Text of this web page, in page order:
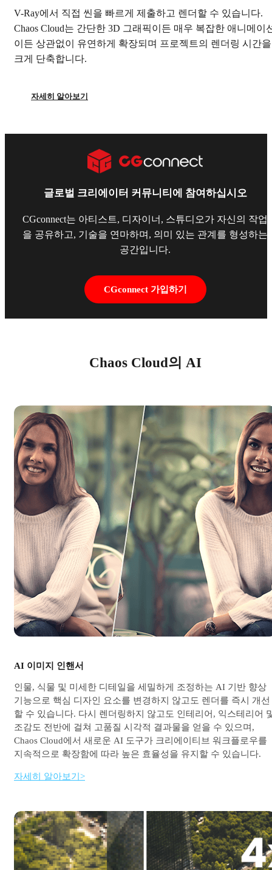
V-Ray에서 직접 씬을 빠르게 제출하고 렌더할 수 있습니다.
Chaos Cloud는 간단한 3D 그래픽이든 매우 복잡한 애니메이
이든 상관없이 유연하게 확장되며 프로젝트의 렌더링 시간을
크게 단축합니다.
자세히 알아보기
글로벌 크리에이터 커뮤니티에 참여하십시오
CGconnect는 아티스트, 디자이너, 스튜디오가 자신의 작업
을 공유하고, 기술을 연마하며, 의미 있는 관계를 형성하는
공간입니다.
CGconnect 가입하기
Chaos Cloud의 AI
AI 이미지 인핸서
인물, 식물 및 미세한 디테일을 세밀하게 조정하는 AI 기반 향상
기능으로 핵심 디자인 요소를 변경하지 않고도 렌더를 즉시 개선
할 수 있습니다. 다시 렌더링하지 않고도 인테리어, 익스테리어
조감도 전반에 걸쳐 고품질 시각적 결과물을 얻을 수 있으며,
Chaos Cloud에서 새로운 AI 도구가 크리에이티브 워크플로우를
지속적으로 확장함에 따라 높은 효율성을 유지할 수 있습니다.
자세히 알아보기>